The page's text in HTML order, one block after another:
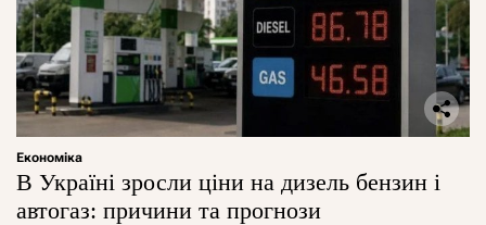
Економіка
В Україні зросли ціни на дизель бензин і
автогаз: причини та прогнози